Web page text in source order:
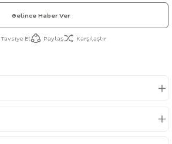
Gelince Haber Ver
Tavsiye Et Paylaş Karşılaştır